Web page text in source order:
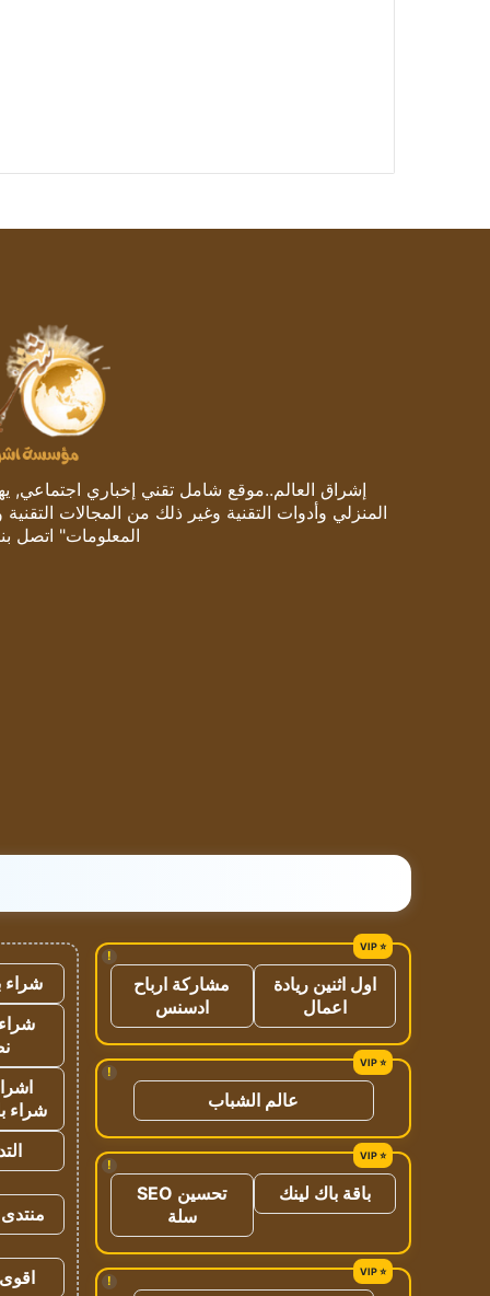
إشراق العالم..موقع شامل تقني إخباري اجتماعي,
المنزلي وأدوات التقنية وغير ذلك من المجالات
المعلومات" اتصل
!
اول اثنين ريادة
اعمال
مشاركة ارباح
ادسنس
!
عالم الشباب
!
باقة باك لينك
تحسين SEO
سلة
!
شراء
شراء